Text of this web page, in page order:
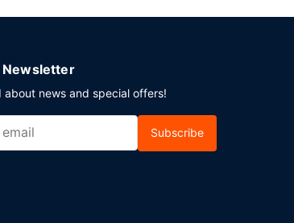
Newsletter
about news and special offers!
Subscribe